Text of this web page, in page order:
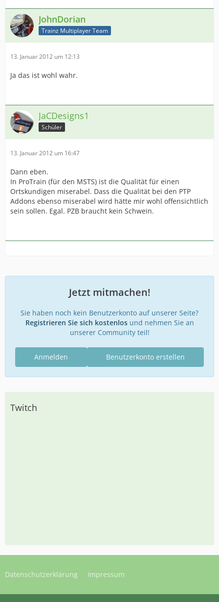
JohnDorian
Trainz Multiplayer Team
13. Januar 2012 um 12:13
Ja das ist wohl wahr.
JaCDesigns1
Schüler
13. Januar 2012 um 16:47
Dann eben.
In ProTrain (für den MSTS) ist die Qualität für einen
Ortskundigen miserabel. Dass die Qualität bei den PTP
Addons ebenso miserabel wird hätte mir wohl offensichtlich
sein sollen. Egal. PZB braucht kein Schwein.
Jetzt mitmachen!
Sie haben noch kein Benutzerkonto auf unserer Seite?
Registrieren Sie sich kostenlosund nehmen Sie an
unserer Community teil!
Benutzerkonto erstellen
Anmelden
Twitch
Datenschutzerklärung Impressum